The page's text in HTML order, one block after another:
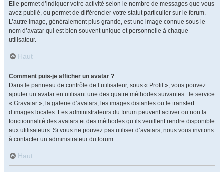
Elle permet d’indiquer votre activité selon le nombre de messages que vous
avez publié, ou permet de différencier votre statut particulier sur le forum.
L’autre image, généralement plus grande, est une image connue sous le
nom d’avatar qui est bien souvent unique et personnelle à chaque
utilisateur.
Haut
Comment puis-je afficher un avatar ?
Dans le panneau de contrôle de l’utilisateur, sous « Profil », vous pouvez
ajouter un avatar en utilisant une des quatre méthodes suivantes : le service
« Gravatar », la galerie d’avatars, les images distantes ou le transfert
d’images locales. Les administrateurs du forum peuvent activer ou non la
fonctionnalité des avatars et des méthodes qu’ils veuillent rendre disponible
aux utilisateurs. Si vous ne pouvez pas utiliser d’avatars, nous vous invitons
à contacter un administrateur du forum.
Haut